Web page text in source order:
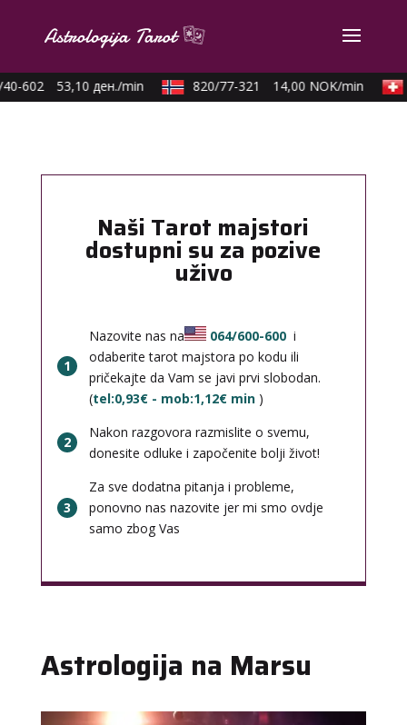
602 53,10 ден./min 820/77-321 14,00 NOK/min
Naši Tarot majstori
dostupni su za pozive
uživo
1
Nazovite nas na 064/600-600 i
odaberite tarot majstora po kodu ili
pričekajte da Vam se javi prvi slobodan.
(tel:0,93€ - mob:1,12€ min )
2
Nakon razgovora razmislite o svemu,
donesite odluke i započenite bolji život!
3
Za sve dodatna pitanja i probleme,
ponovno nas nazovite jer mi smo ovdje
samo zbog Vas
Astrologija na Marsu